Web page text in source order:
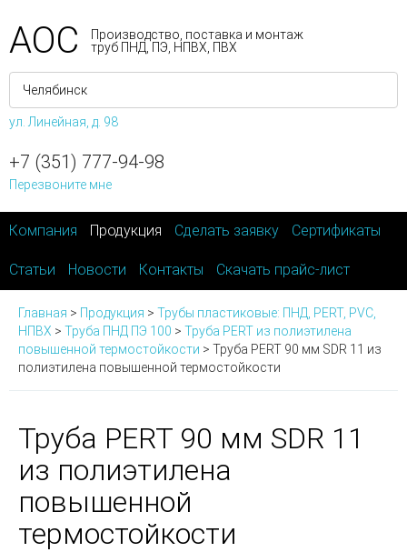
АОС
Производство, поставка и монтаж
труб ПНД, ПЭ, НПВХ, ПВХ
ул. Линейная, д. 98
+7 (351) 777-94-98
Перезвоните мне
Компания Продукция Сделать заявку Сертификаты
Статьи Новости Контакты Скачать прайс-лист
Главная > Продукция > Трубы пластиковые: ПНД, PERT, PVC,
НПВХ > Труба ПНД ПЭ 100 > Труба PERT из полиэтилена
повышенной термостойкости > Труба PERT 90 мм SDR 11 из
полиэтилена повышенной термостойкости
Труба PERT 90 мм SDR 11
из полиэтилена
повышенной
термостойкости